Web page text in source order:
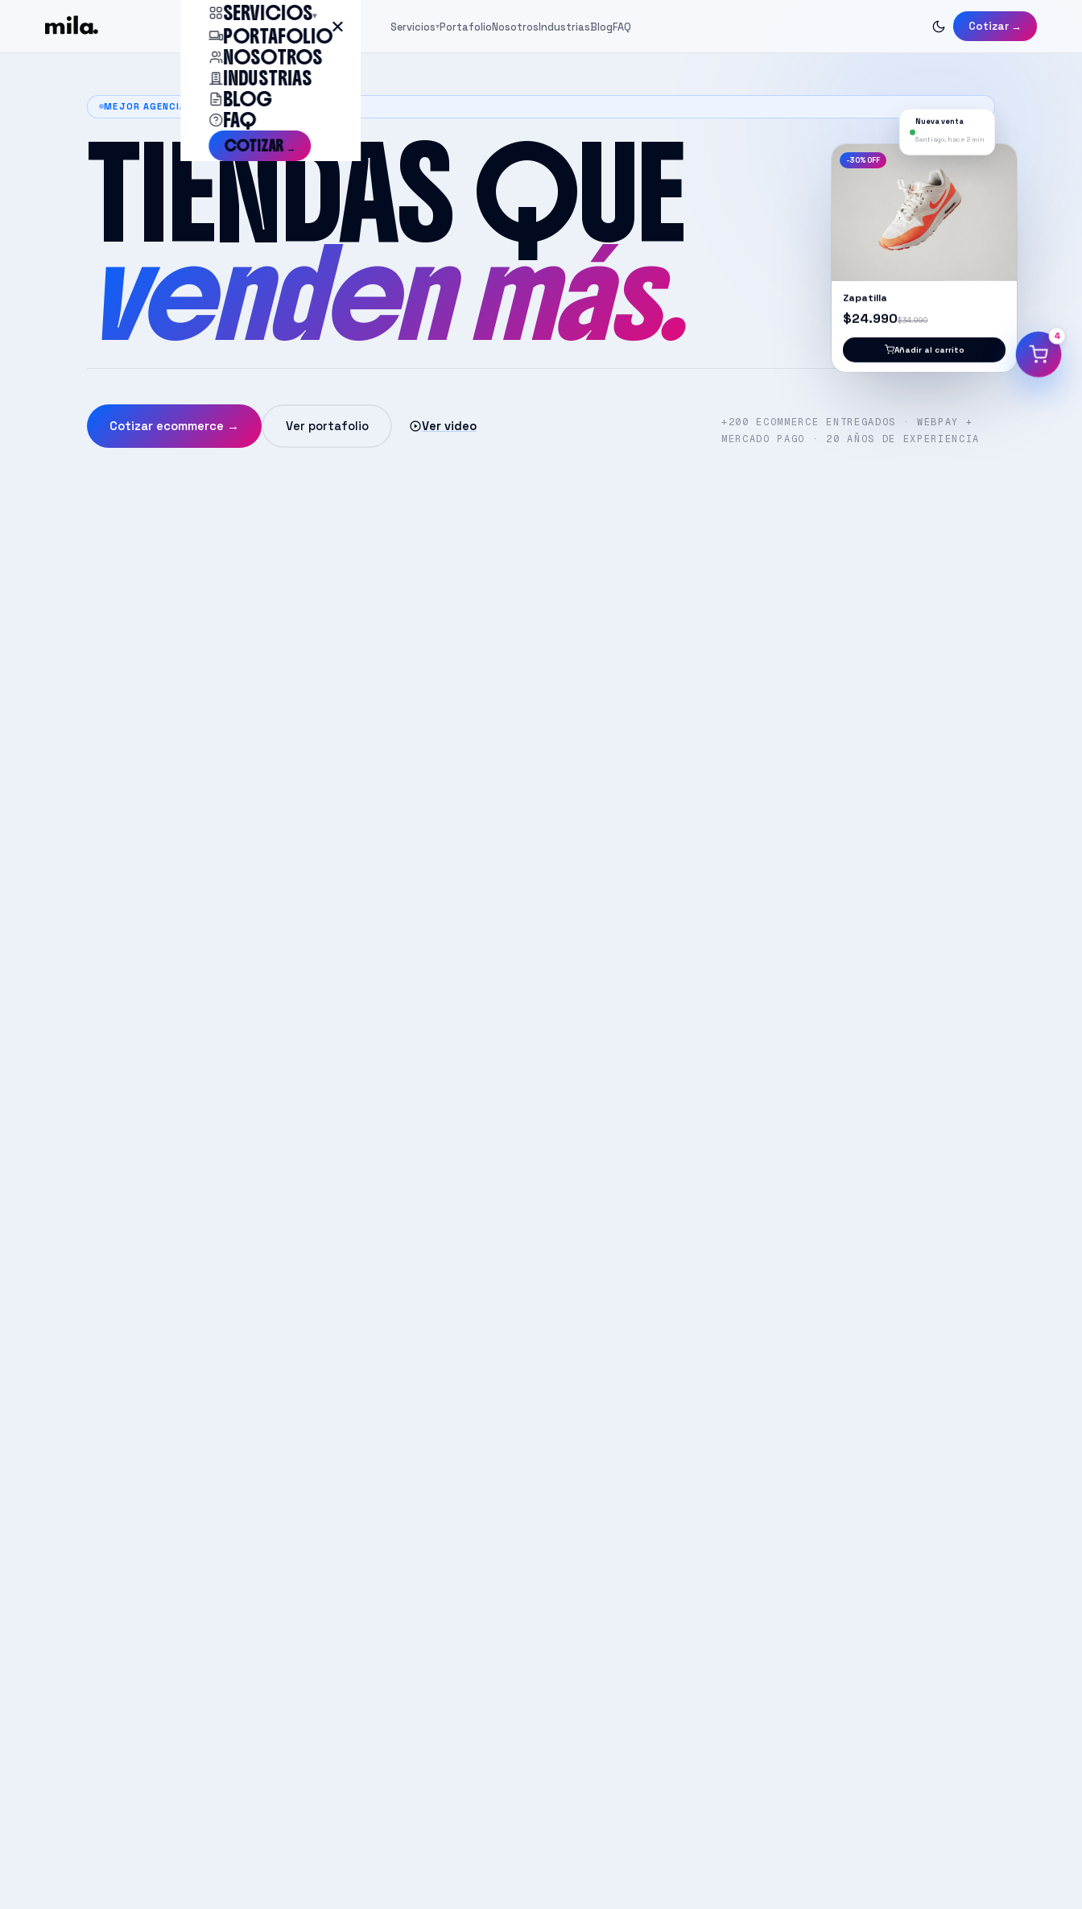
✕
SERVICIOS▾
PORTAFOLIO
NOSOTROS
INDUSTRIAS
BLOG
FAQ
COTIZAR →
Servicios▾PortafolioNosotrosIndustriasBlogFAQ Cotizar →
MEJOR AGENCIA DE ECOMMERCE EN CHILE
TIENDAS QUE
venden más.
Cotizar ecommerce → Ver portafolio Ver video
+200 ECOMMERCE ENTREGADOS · WEBPAY +
MERCADO PAGO · 20 AÑOS DE EXPERIENCIA
Nueva venta
Santiago, hace 2 min
4
-30% OFF
Zapatilla
$24.990$34.990